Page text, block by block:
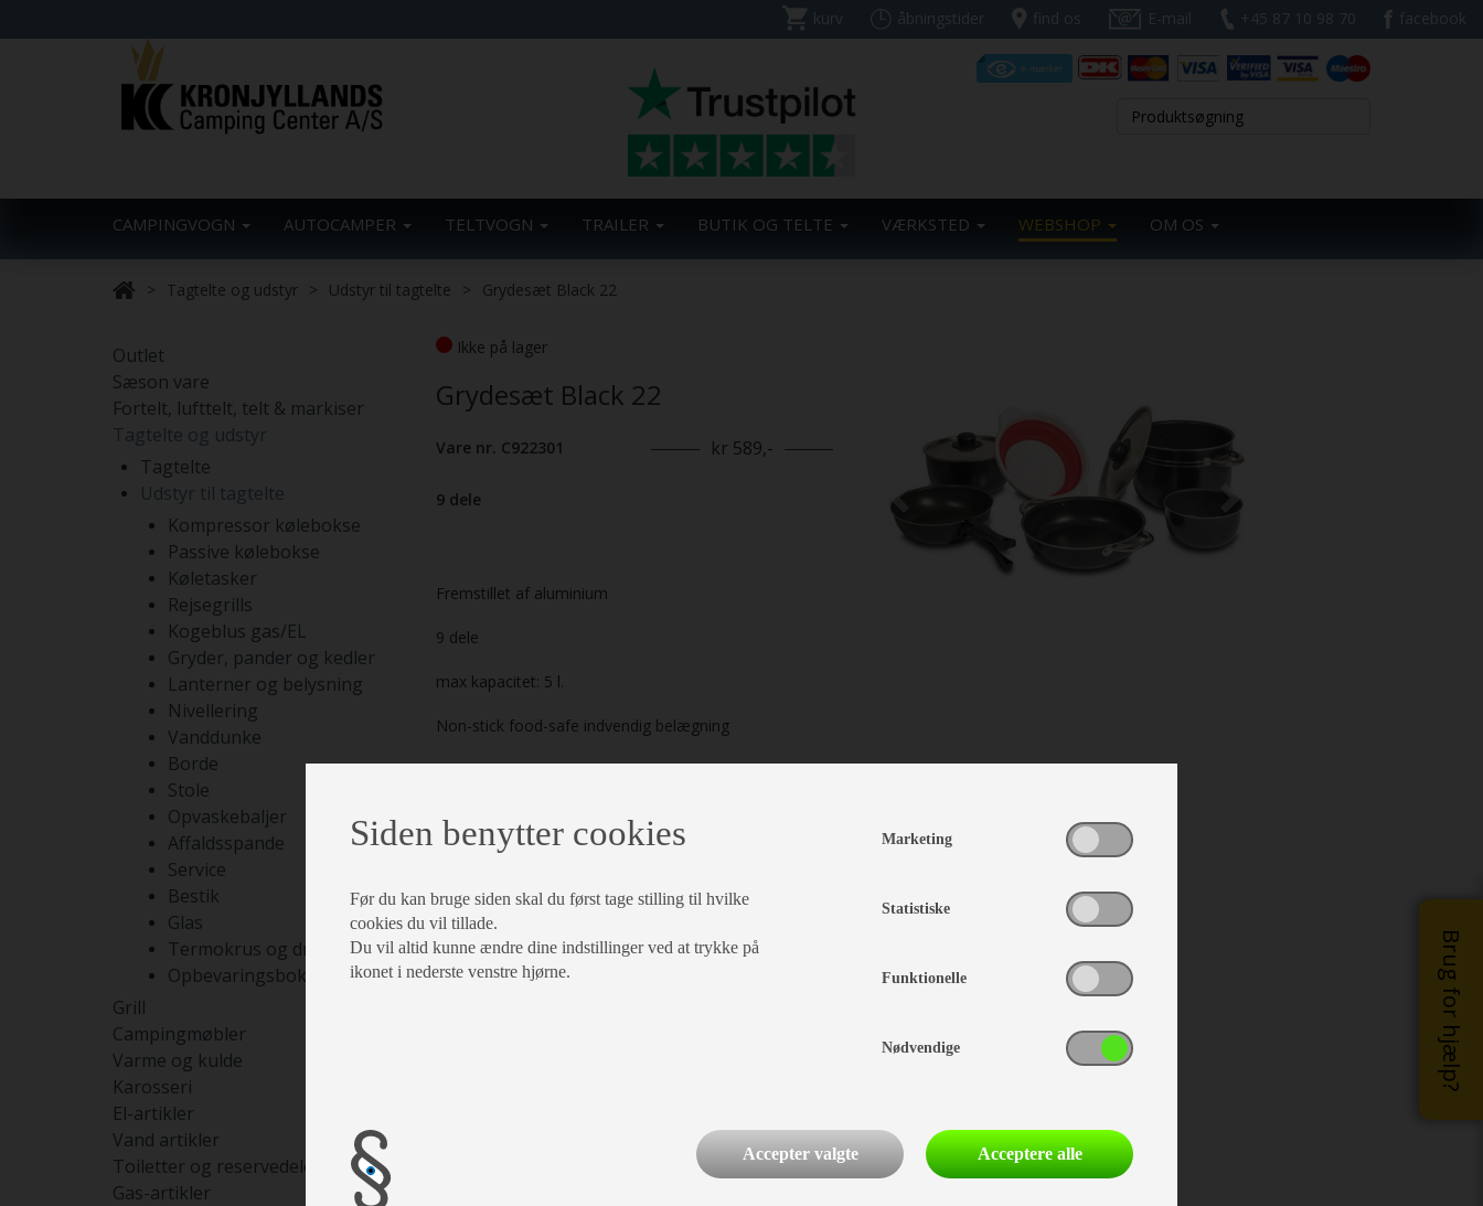
kurv åbningstider find os E-mail +45 87 10 98 70 facebook
CAMPINGVOGN AUTOCAMPER TELTVOGN TRAILER BUTIK OG TELTE VÆRKSTED WEBSHOP OM OS
Brug for hjælp?
Tagtelte og udstyr Udstyr til tagtelte Grydesæt Black 22
Outlet
Sæson vare
Fortelt, lufttelt, telt & markiser
Tagtelte og udstyr
Tagtelte
Udstyr til tagtelte
Kompressor kølebokse
Passive kølebokse
Køletasker
Rejsegrills
Kogeblus gas/EL
Gryder, pander og kedler
Lanterner og belysning
Nivellering
Vanddunke
Borde
Stole
Opvaskebaljer
Affaldsspande
Service
Bestik
Glas
Termokrus og drikkekrus
Opbevaringsbokse
Grill
Campingmøbler
Varme og kulde
Karosseri
El-artikler
Vand artikler
Toiletter og reservedele
Gas-artikler
Ikke på lager
Grydesæt Black 22
Vare nr. C922301 kr 589,-
9 dele
Fremstillet af aluminium
9 dele
max kapacitet: 5 l.
Non-stick food-safe indvendig belægning
Vægt: ca. 1,8 kg.
læg i kurv
Siden benytter cookies
Før du kan bruge siden skal du først tage stilling til hvilke
cookies du vil tillade.
Du vil altid kunne ændre dine indstillinger ved at trykke på
ikonet i nederste venstre hjørne.
Marketing
Statistiske
Funktionelle
Nødvendige
Accepter valgte Acceptere alle